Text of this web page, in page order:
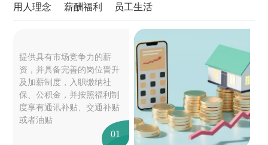
用人理念 薪酬福利 员工生活
提供具有市场竞争力的薪
资，并具备完善的岗位晋升
及加薪制度，入职缴纳社
保、公积金，并按照福利制
度享有通讯补贴、交通补贴
或者油贴
01